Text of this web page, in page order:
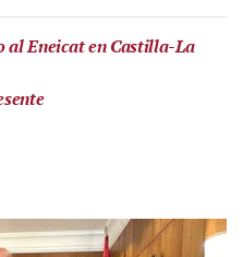
al Eneicat en Castilla-La